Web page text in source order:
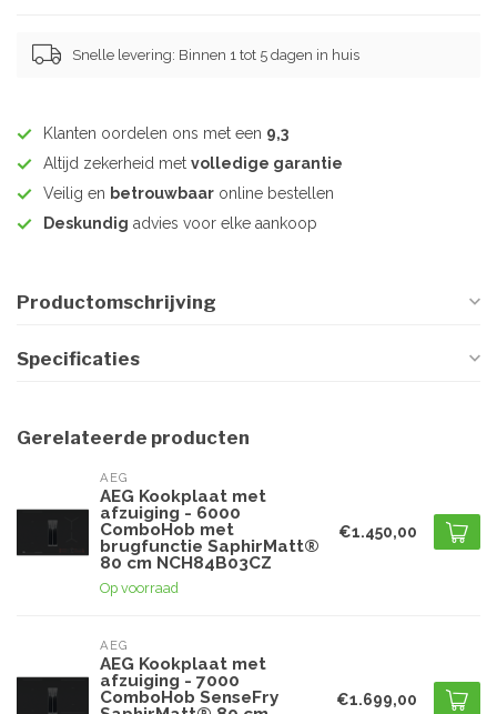
Snelle levering: Binnen 1 tot 5 dagen in huis
Klanten oordelen ons met een 9,3
Altijd zekerheid met volledige garantie
Veilig en betrouwbaar online bestellen
Deskundig advies voor elke aankoop
Productomschrijving
Specificaties
Gerelateerde producten
AEG
AEG Kookplaat met
afzuiging - 6000
ComboHob met
brugfunctie SaphirMatt®
80 cm NCH84B03CZ
Op voorraad
€1.450,00
AEG
AEG Kookplaat met
afzuiging - 7000
ComboHob SenseFry
€1.699,00